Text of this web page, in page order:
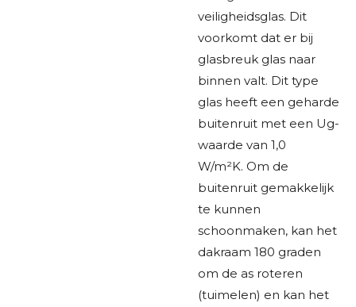
veiligheidsglas. Dit
voorkomt dat er bij
glasbreuk glas naar
binnen valt. Dit type
glas heeft een geharde
buitenruit met een Ug-
waarde van 1,0
W/m²K. Om de
buitenruit gemakkelijk
te kunnen
schoonmaken, kan het
dakraam 180 graden
om de as roteren
(tuimelen) en kan het